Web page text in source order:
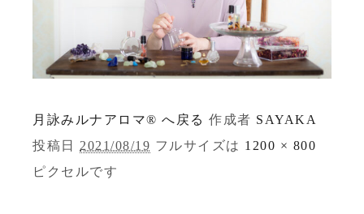
月詠みルナアロマ® へ戻る 作成者 SAYAKA
投稿日 2021/08/19 フルサイズは 1200 × 800
ピクセルです